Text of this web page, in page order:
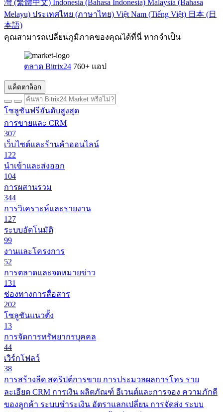
灣 (繁體中文) Indonesia (Bahasa Indonesia) Malaysia (Bahasa
Melayu) ประเทศไทย (ภาษาไทย) Việt Nam (Tiếng Việt) 日本 (日
本語)
คุณสามารถเปลี่ยนภูมิภาคของคุณได้ที่นี่ หากจำเป็น
ตลาด Bitrix24 760+ แอป
แค็ตตาล็อก
โซลูชันฟรีอันดับสูงสุด
การขายและ CRM
307
เว็บไซต์และร้านค้าออนไลน์
122
นำเข้าและส่งออก
104
การผสานรวม
344
การวิเคราะห์และรายงาน
127
ระบบอัตโนมัติ
99
งานและโครงการ
52
การตลาดและจดหมายข่าว
131
ช่องทางการสื่อสาร
202
โซลูชันแนวตั้ง
13
การจัดการทรัพยากรบุคคล
44
เวิร์กโฟลว์
38
การสร้างลีด สคริปต์การขาย การประมวลผลการโทร ราย
ละเอียด CRM การเงิน ผลิตภัณฑ์ อีเวนต์และการจอง ความภักดี
ของลูกค้า ระบบชำระเงิน อัตราแลกเปลี่ยน การจัดส่ง ระบบ